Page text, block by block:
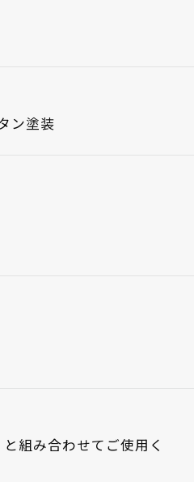
ン塗装
組み合わせてご使用く